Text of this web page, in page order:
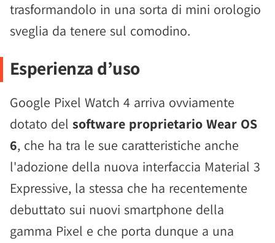
trasformandolo in una sorta di mini orologio
sveglia da tenere sul comodino.
Esperienza d’uso
Google Pixel Watch 4 arriva ovviamente
dotato del software proprietario Wear OS
6, che ha tra le sue caratteristiche anche
l'adozione della nuova interfaccia Material 3
Expressive, la stessa che ha recentemente
debuttato sui nuovi smartphone della
gamma Pixel e che porta dunque a una